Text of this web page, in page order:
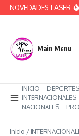
Saltar al contenido
NOVEDADES LASER
Río
Main Menu
INICIO
DEPORTES
INTERNACIONALES
NACIONALES
Inicio /